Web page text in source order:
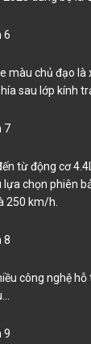
màu chủ đạo
sau lớp kính
từ động cơ
lựa chọn phiên
250 km/h.
công nghệ